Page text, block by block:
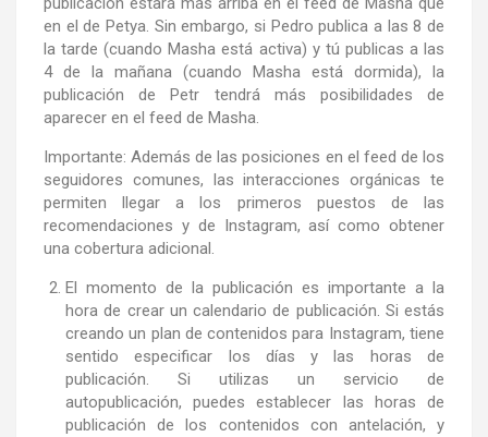
en el de Petya. Sin embargo, si Pedro publica a las 8 de
la tarde (cuando Masha está activa) y tú publicas a las
4 de la mañana (cuando Masha está dormida), la
publicación de Petr tendrá más posibilidades de
aparecer en el feed de Masha.
Importante: Además de las posiciones en el feed de los
seguidores comunes, las interacciones orgánicas te
permiten llegar a los primeros puestos de las
recomendaciones y de Instagram, así como obtener
una cobertura adicional.
El momento de la publicación es importante a la
hora de crear un calendario de publicación. Si estás
creando un plan de contenidos para Instagram, tiene
sentido especificar los días y las horas de
publicación. Si utilizas un servicio de
autopublicación, puedes establecer las horas de
publicación de los contenidos con antelación, y